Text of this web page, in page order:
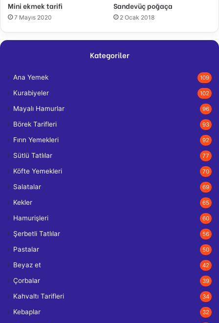
Mini ekmek tarifi
7 Mayıs 2020
Sandevüç poğaça
2 Ocak 2018
Kategoriler
Ana Yemek 109
Kurabiyeler 102
Mayalı Hamurlar 96
Börek Tarifleri 93
Fırın Yemekleri 92
Sütlü Tatlılar 77
Köfte Yemekleri 70
Salatalar 69
Kekler 65
Hamurişleri 60
Şerbetli Tatlılar 56
Pastalar 50
Beyaz et 42
Çorbalar 39
Kahvaltı Tarifleri 34
Kebaplar 32